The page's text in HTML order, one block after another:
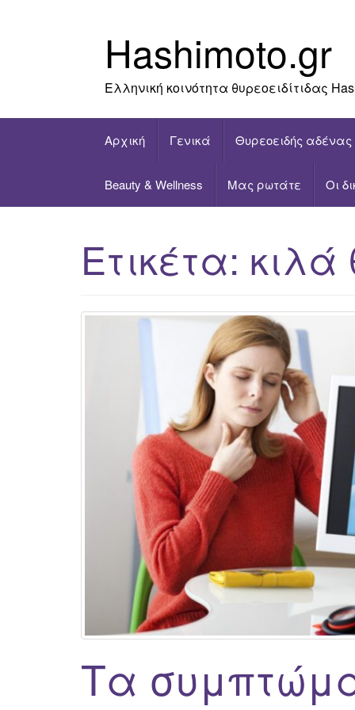
Hashimoto.gr
Ελληνική κοινότητα θυρεοειδίτιδας
Αρχική Γενικά Θυρεοειδής αδένας
Beauty & Wellness Μας ρωτάτε Οι
Ετικέτα: κιλά
Τα